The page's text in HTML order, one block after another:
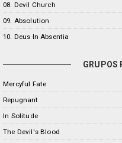
08. Devil Church
09. Absolution
10. Deus In Absentia
GRUPOS
Mercyful Fate
Repugnant
In Solitude
The Devil's Blood